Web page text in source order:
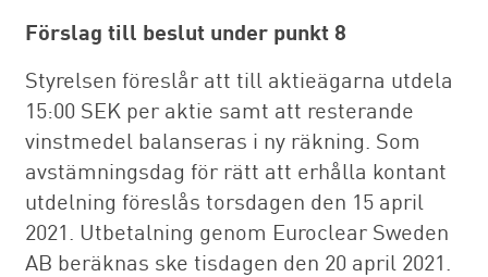
Förslag till beslut under punkt 8
Styrelsen föreslår att till aktieägarna utdela
15:00 SEK per aktie samt att resterande
vinst­medel balanseras i ny räkning. Som
avstämningsdag för rätt att erhålla kontant
utdelning föreslås torsdagen den 15 april
2021. Utbetalning genom Euroclear Sweden
AB beräknas ske tisdagen den 20 april 2021.